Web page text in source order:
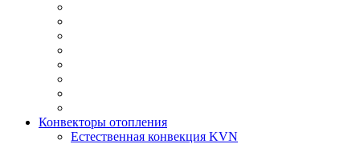
Конвекторы отопления
Естественная конвекция KVN